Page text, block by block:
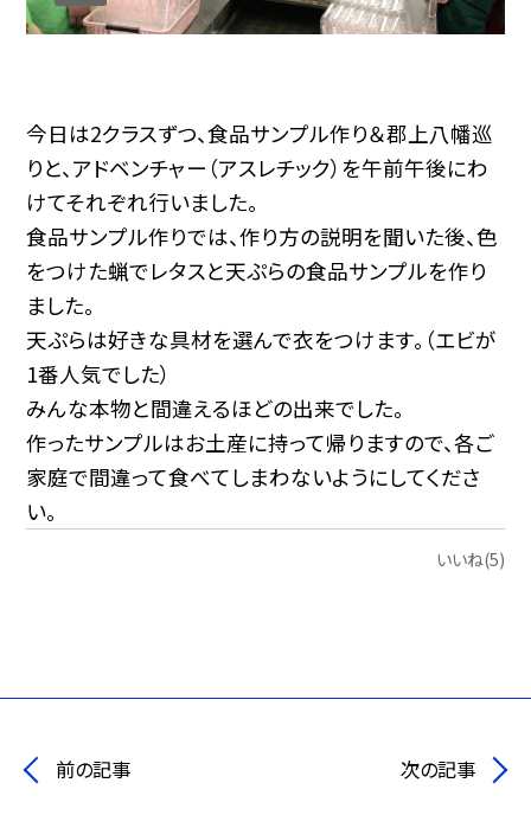
今日は2クラスずつ、食品サンプル作り＆郡上八幡巡
りと、アドベンチャー（アスレチック）を午前午後にわ
けてそれぞれ行いました。
食品サンプル作りでは、作り方の説明を聞いた後、色
をつけた蝋でレタスと天ぷらの食品サンプルを作り
ました。
天ぷらは好きな具材を選んで衣をつけます。（エビが
1番人気でした）
みんな本物と間違えるほどの出来でした。
作ったサンプルはお土産に持って帰りますので、各ご
家庭で間違って食べてしまわないようにしてくださ
い。
いいね(5)
前の記事 次の記事